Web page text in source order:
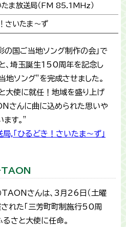
ま放送局（FM 85.1MHz）
さいたま〜ず
の国ご当地ソング制作の会」で
、埼玉誕生150周年を記念し
ソング”を完成させました。
大使に就任！地域を盛り上げ
さんに曲に込められた思いや
す。"
,「ひるどき！さいたま〜ず」
TAON
TAONさんは、3月26日（土曜
された「三芳町町制施行50周
さと大使に任命。